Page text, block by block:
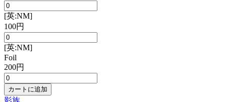
[英:NM]
100円
[英:NM]
Foil
200円
カートに追加